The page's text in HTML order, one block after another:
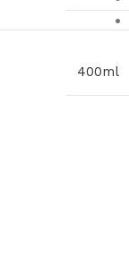
400ml